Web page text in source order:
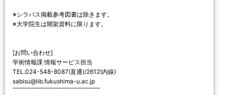
※シラバス掲載参考図書は除きます。
※大学院生は開架資料に限ります。
[お問い合わせ]
学術情報課 情報サービス担当
TEL.024-548-8087(直通)/2612(内線)
sabisu@lib.fukushima-u.ac.jp
‾‾‾‾‾‾‾‾‾‾‾‾‾‾‾‾‾‾‾‾‾‾‾‾‾‾‾‾‾